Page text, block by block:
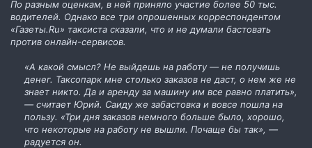
По разным оценкам, в ней приняло участие более 50 тыс.
водителей. Однако все три опрошенных корреспондентом
«Газеты.Ru» таксиста сказали, что и не думали бастовать
против онлайн-сервисов.
«А какой смысл? Не выйдешь на работу — не получишь
денег. Таксопарк мне столько заказов не даст, о нем же не
знает никто. Да и аренду за машину им все равно платить»,
— считает Юрий. Саиду же забастовка и вовсе пошла на
пользу. «Три дня заказов немного больше было, хорошо,
что некоторые на работу не вышли. Почаще бы так», —
радуется он.